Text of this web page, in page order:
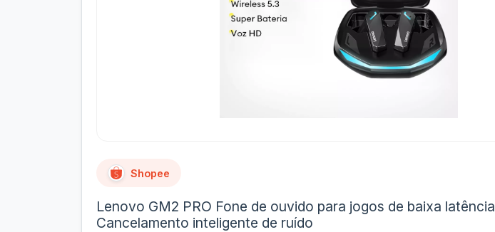
Shopee
Lenovo GM2 PRO Fone de ouvido para jogos de baixa latência
Cancelamento inteligente de ruído